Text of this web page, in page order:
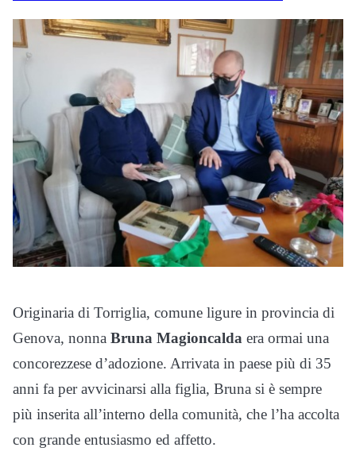
Originaria di Torriglia, comune ligure in provincia di
Genova, nonna Bruna Magioncalda era ormai una
concorezzese d’adozione. Arrivata in paese più di 35
anni fa per avvicinarsi alla figlia, Bruna si è sempre
più inserita all’interno della comunità, che l’ha accolta
con grande entusiasmo ed affetto.